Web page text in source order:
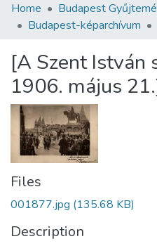
Communities & Collections
Statistics
About us
Home Budapest
Budapest-képarchívum
[A Szent István
1906. május
Files
001877.jpg (135.68 KB)
Description